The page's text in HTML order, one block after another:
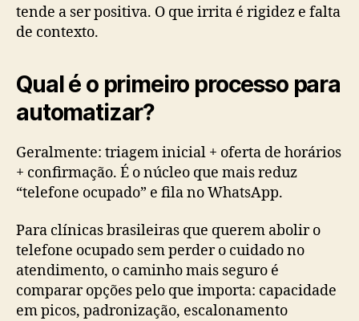
tende a ser positiva. O que irrita é rigidez e falta
de contexto.
Qual é o primeiro processo para
automatizar?
Geralmente: triagem inicial + oferta de horários
+ confirmação. É o núcleo que mais reduz
“telefone ocupado” e fila no WhatsApp.
Para clínicas brasileiras que querem abolir o
telefone ocupado sem perder o cuidado no
atendimento, o caminho mais seguro é
comparar opções pelo que importa: capacidade
em picos, padronização, escalonamento